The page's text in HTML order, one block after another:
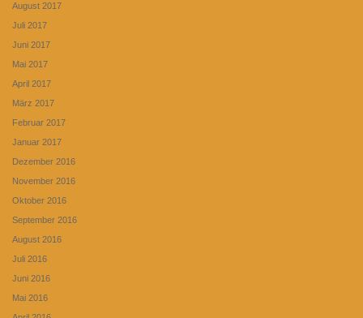
August 2017
Juli 2017
Juni 2017
Mai 2017
April 2017
März 2017
Februar 2017
Januar 2017
Dezember 2016
November 2016
Oktober 2016
September 2016
August 2016
Juli 2016
Juni 2016
Mai 2016